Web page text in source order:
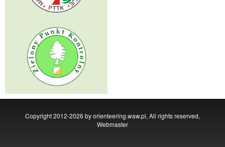
Copyright 2012-2026 by orienteering.waw.pl, All rights reserved,
Webmaster